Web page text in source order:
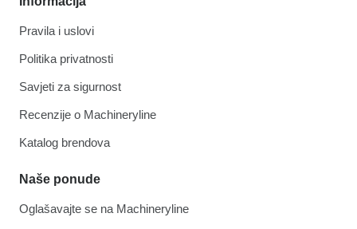
Pravila i uslovi
Politika privatnosti
Savjeti za sigurnost
Recenzije o Machineryline
Katalog brendova
Naše ponude
Oglašavajte se na Machineryline